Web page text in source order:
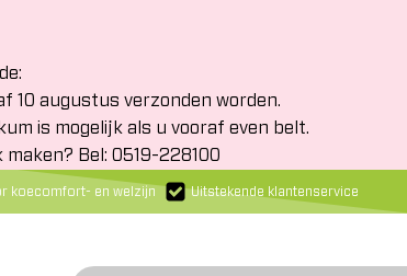
10 augustus verzonden worden.
is mogelijk als u vooraf even belt.
Bel: 0519-228100
koecomfort- en welzijn Uitstekende klantenservice